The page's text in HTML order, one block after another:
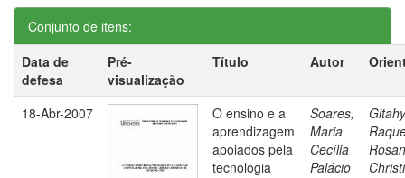
Conjunto de itens:
Data de
defesa
Pré-
visualização
Título Autor
18-Abr-2007
O ensino e a
aprendizagem
apoiados pela
tecnologia
Soares,
Maria
Cecília
Palácio
Rosan